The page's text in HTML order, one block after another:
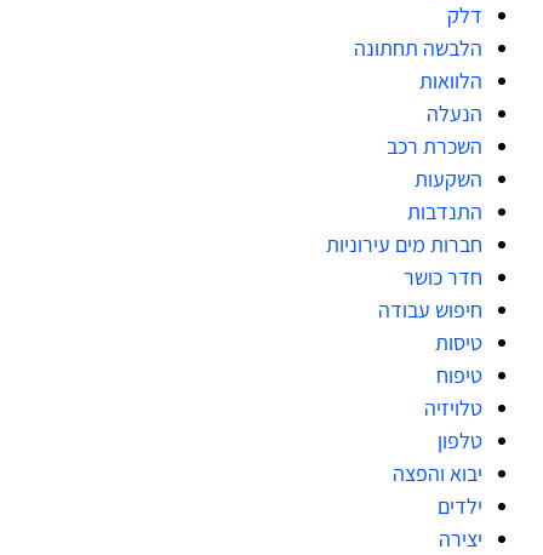
דלק
הלבשה תחתונה
הלוואות
הנעלה
השכרת רכב
השקעות
התנדבות
חברות מים עירוניות
חדר כושר
חיפוש עבודה
טיסות
טיפוח
טלויזיה
טלפון
יבוא והפצה
ילדים
יצירה